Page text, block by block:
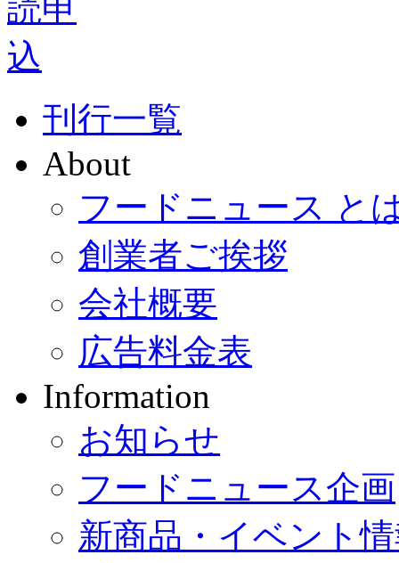
刊行一覧
About
フードニュース と
創業者ご挨拶
会社概要
広告料金表
Information
お知らせ
フードニュース企画
新商品・イベント